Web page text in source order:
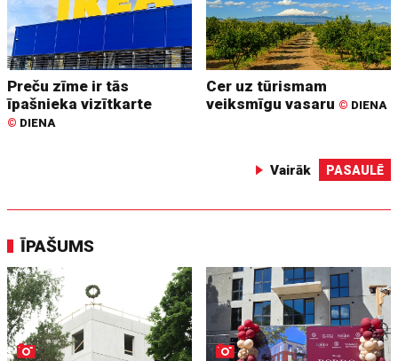
Preču zīme ir tās
īpašnieka vizītkarte
© DIENA
Cer uz tūrismam
veiksmīgu vasaru © DIENA
Vairāk PASAULĒ
ĪPAŠUMS